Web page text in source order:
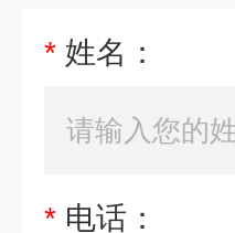
* 姓名：
* 电话：